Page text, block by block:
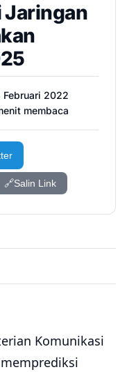
Jaringan
Februari 2022
membaca
🔗Salin Link
Komunikasi